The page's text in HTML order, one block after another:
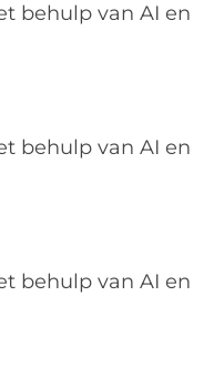
behulp van AI en
behulp van AI en
behulp van AI en